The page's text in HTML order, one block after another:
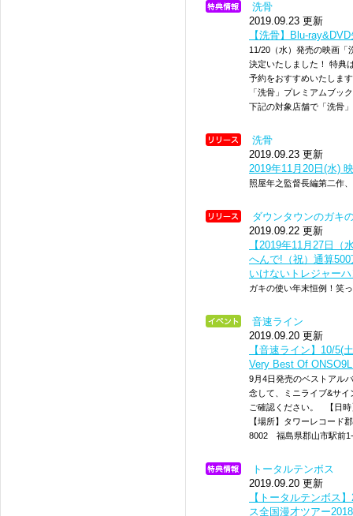
洗骨
2019.09.23 更新
【洗骨】Blu-
11/20（水）発売の映画「
決定いたしました！ 特典
予約をおすすめいたしま
「洗骨」プレミアムブッ
下記の対象店舗で「洗骨
洗骨
2019.09.23 更新
2019年11月20日(水)
照屋年之監督長編第二作
ダウンタウンのガキ
2019.09.22 更新
【2019年11月27日
へんで!（祝）通算
いけないトレジャー
ガキの使い年末恒例！笑
音速ライン
2019.09.20 更新
【音速ライン】10/5(
Very Best Of
9月4日発売のベストアル
念して、ミニライブ&サ
ご確認ください。 【日
【場所】タワーレコ
8002 福島県郡山市駅前
トータルテンボス
2019.09.20 更新
【トータルテンボス
ス全国漫才ツアー